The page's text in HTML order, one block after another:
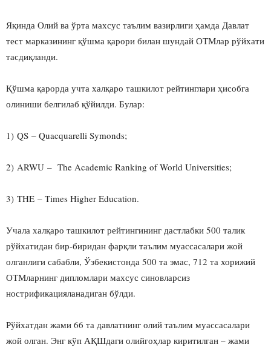
Яқинда Олий ва ўрта махсус таълим вазирлиги ҳамда Давлат
тест марказининг қўшма қарори билан шундай ОТМлар рўйхати
тасдиқланди.
Қўшма қарорда учта халқаро ташкилот рейтинглари ҳисобга
олиниши белгилаб қўйилди. Булар:
1) QS – Quacquarelli Symonds;
2) ARWU – The Academic Ranking of World Universities;
3) THE – Times Higher Education.
Учала халқаро ташкилот рейтингининг дастлабки 500 талик
рўйхатидан бир-биридан фарқли таълим муассасалари жой
олганлиги сабабли, Ўзбекистонда 500 та эмас, 712 та хорижий
ОТМларнинг дипломлари махсус синовларсиз
нострификацияланадиган бўлди.
Рўйхатдан жами 66 та давлатнинг олий таълим муассасалари
жой олган. Энг кўп АҚШдаги олийгоҳлар киритилган – жами